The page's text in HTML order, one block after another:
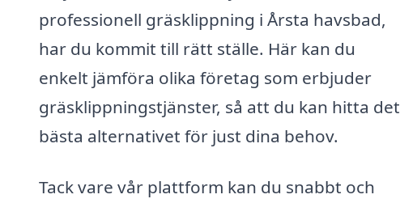
professionell gräsklippning i Årsta havsbad,
har du kommit till rätt ställe. Här kan du
enkelt jämföra olika företag som erbjuder
gräsklippningstjänster, så att du kan hitta det
bästa alternativet för just dina behov.
Tack vare vår plattform kan du snabbt och